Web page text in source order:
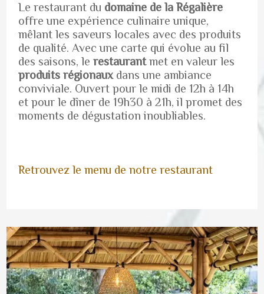
Le restaurant du domaine de la Régalière
offre une expérience culinaire unique,
mêlant les saveurs locales avec des produits
de qualité. Avec une carte qui évolue au fil
des saisons, lerestaurantmet en valeur les
produits régionaux dans une ambiance
conviviale. Ouvert pour le midi de 12h à 14h
et pour le dîner de 19h30 à 21h, il promet des
moments de dégustation inoubliables.
Retrouvez le menu de notre restaurant